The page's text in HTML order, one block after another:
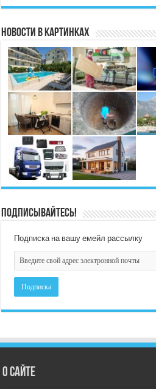
Новости в картинках
Подписывайтесь!
Подписка на вашу емейл рассылку
О сайте